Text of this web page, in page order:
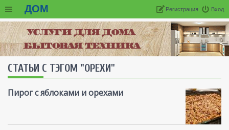
ДОМ Вход
Регистрация
СТАТЬИ С ТЭГОМ "ОРЕХИ"
Пирог с яблоками и орехами